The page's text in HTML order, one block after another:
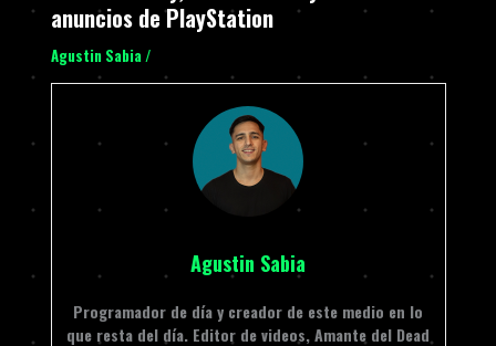
anuncios de PlayStation
Agustin Sabia /
Agustin Sabia
Programador de día y creador de este medio en lo
que resta del día. Editor de videos, Amante del Dead